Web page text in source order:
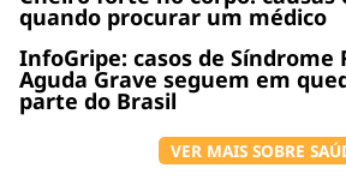
quando procurar um médico
InfoGripe: casos de Síndrome
Aguda Grave seguem em
parte do Brasil
VER MAIS SOBRE